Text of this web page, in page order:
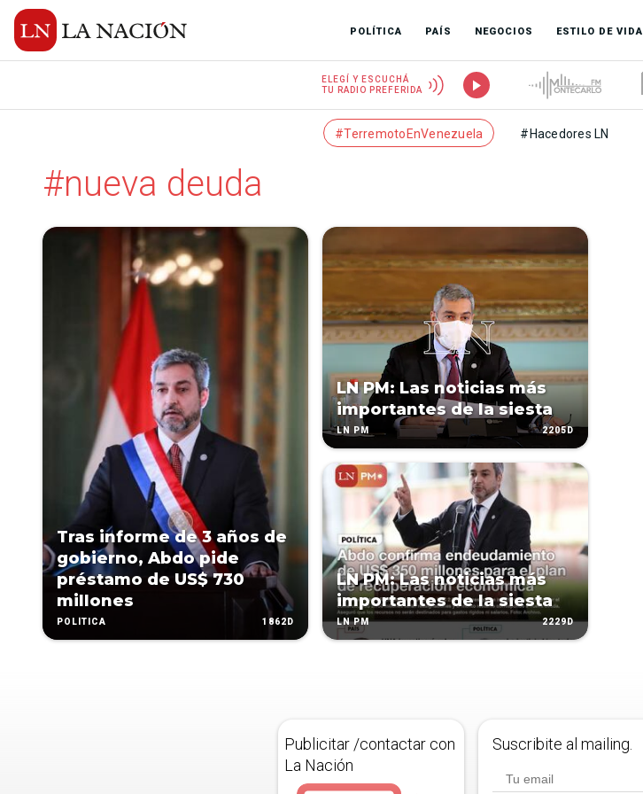
POLÍTICA PAÍS NEGOCIOS ESTILO DE VIDA
ELEGÍ Y ESCUCHÁ
TU RADIO PREFERIDA
#TerremotoEnVenezuela #Hacedores LN
#nueva deuda
Tras informe de 3 años de
gobierno, Abdo pide
préstamo de US$ 730
millones
POLÍTICA 1862D
LN PM: Las noticias más
importantes de la siesta
LN PM 2205D
LN PM: Las noticias más
importantes de la siesta
LN PM 2229D
Publicitar /contactar con
La Nación
Suscribite al mailing.